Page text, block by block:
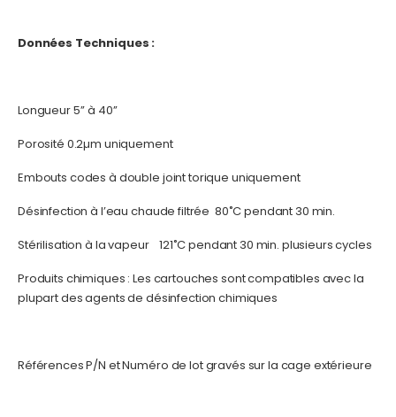
Données Techniques :
Longueur 5’’ à 40’’
Porosité 0.2µm uniquement
Embouts codes à double joint torique uniquement
Désinfection à l’eau chaude filtrée 80˚C pendant 30 min.
Stérilisation à la vapeur 121˚C pendant 30 min. plusieurs cycles
Produits chimiques : Les cartouches sont compatibles avec la
plupart des agents de désinfection chimiques
Références P/N et Numéro de lot gravés sur la cage extérieure